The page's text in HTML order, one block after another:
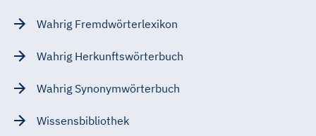
Wahrig Fremdwörterlexikon
Wahrig Herkunftswörterbuch
Wahrig Synonymwörterbuch
Wissensbibliothek